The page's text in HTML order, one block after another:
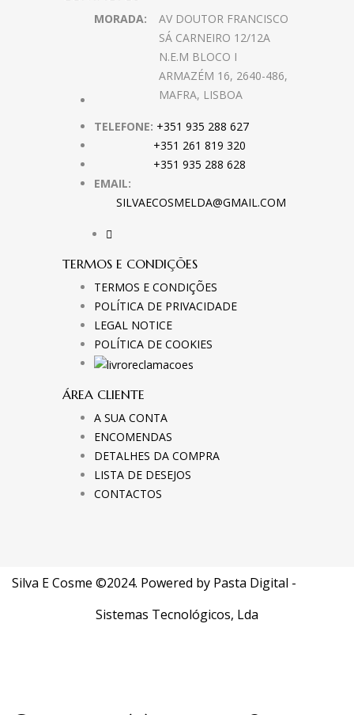
MORADA:
AV DOUTOR FRANCISCO
SÁ CARNEIRO 12/12A
N.E.M BLOCO I
ARMAZÉM 16, 2640-486,
MAFRA, LISBOA
TELEFONE: +351 935 288 627
+351 261 819 320
+351 935 288 628
EMAIL:
SILVAECOSMELDA@GMAIL.COM
TERMOS E CONDIÇÕES
TERMOS E CONDIÇÕES
POLÍTICA DE PRIVACIDADE
LEGAL NOTICE
POLÍTICA DE COOKIES
ÁREA CLIENTE
A SUA CONTA
ENCOMENDAS
DETALHES DA COMPRA
LISTA DE DESEJOS
CONTACTOS
Silva E Cosme ©2024. Powered by Pasta Digital -
Sistemas Tecnológicos, Lda